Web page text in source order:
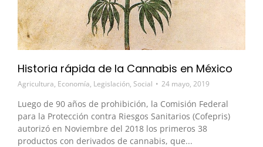
Historia rápida de la Cannabis en México
Agricultura, Economía, Legislación, Social 24 mayo, 2019
Luego de 90 años de prohibición, la Comisión Federal
para la Protección contra Riesgos Sanitarios (Cofepris)
autorizó en Noviembre del 2018 los primeros 38
productos con derivados de cannabis, que...